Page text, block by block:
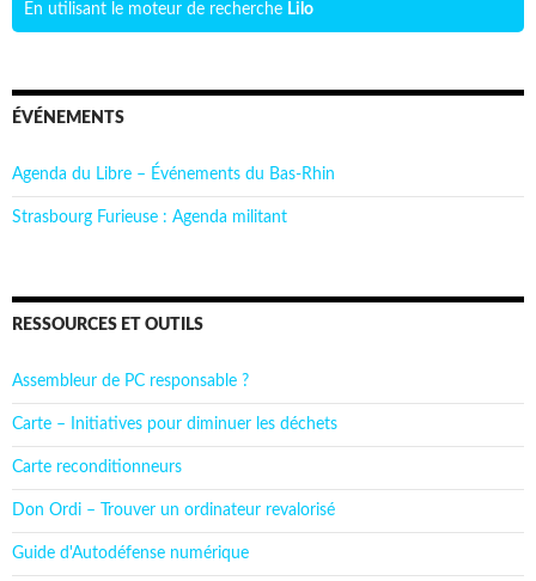
En utilisant le moteur de recherche Lilo
ÉVÉNEMENTS
Agenda du Libre – Événements du Bas-Rhin
Strasbourg Furieuse : Agenda militant
RESSOURCES ET OUTILS
Assembleur de PC responsable ?
Carte – Initiatives pour diminuer les déchets
Carte reconditionneurs
Don Ordi – Trouver un ordinateur revalorisé
Guide d'Autodéfense numérique